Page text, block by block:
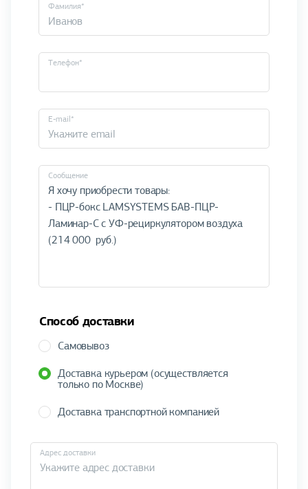
Фамилия*
Телефон*
E-mail*
Cообщение
Способ доставки
Самовывоз
Доставка курьером (осуществляется
только по Москве)
Доставка транспортной компанией
Адрес доставки